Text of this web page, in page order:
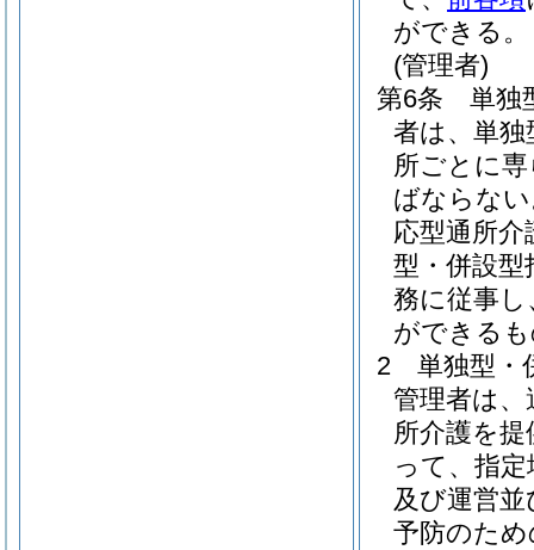
ができる。
(管理者)
第6条
単独
者は、単独
所ごとに
ばならな
応型通所
型・併設型
務に従事
ができる
2
単独型・
管理者は、
所介護を
って、指
及び運営
予防のた